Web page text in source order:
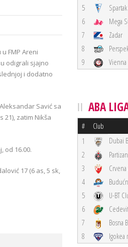
FMP Areni
odigrali sjajno
i dodatno
Savić sa
21), zatim Nikša
od 16.00.
17 (6 as, 5 sk,
5
6
Mega
7
Zadar
8
9
Vienna
ABA
# Club
1 Dubai
2
3
4
5
U-BT
6
7
Bosna
8
Igokea